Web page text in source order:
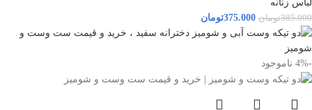
لباس زنانه
385.000تومان 375.000تومان
-4% ناموجود